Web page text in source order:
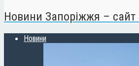
Новини Запоріжжя – сайт
Новини